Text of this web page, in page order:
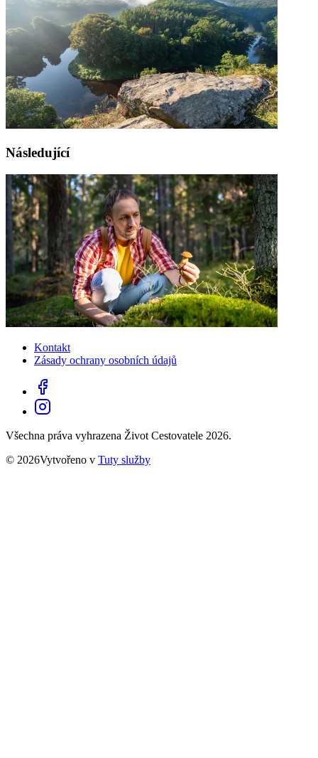
Následující
Kontakt
Zásady ochrany osobních údajů
Všechna práva vyhrazena Život Cestovatele 2026.
© 2026Vytvořeno v Tuty služby